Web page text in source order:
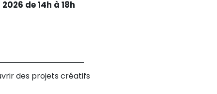
de 14h à 18h
des projets créatifs